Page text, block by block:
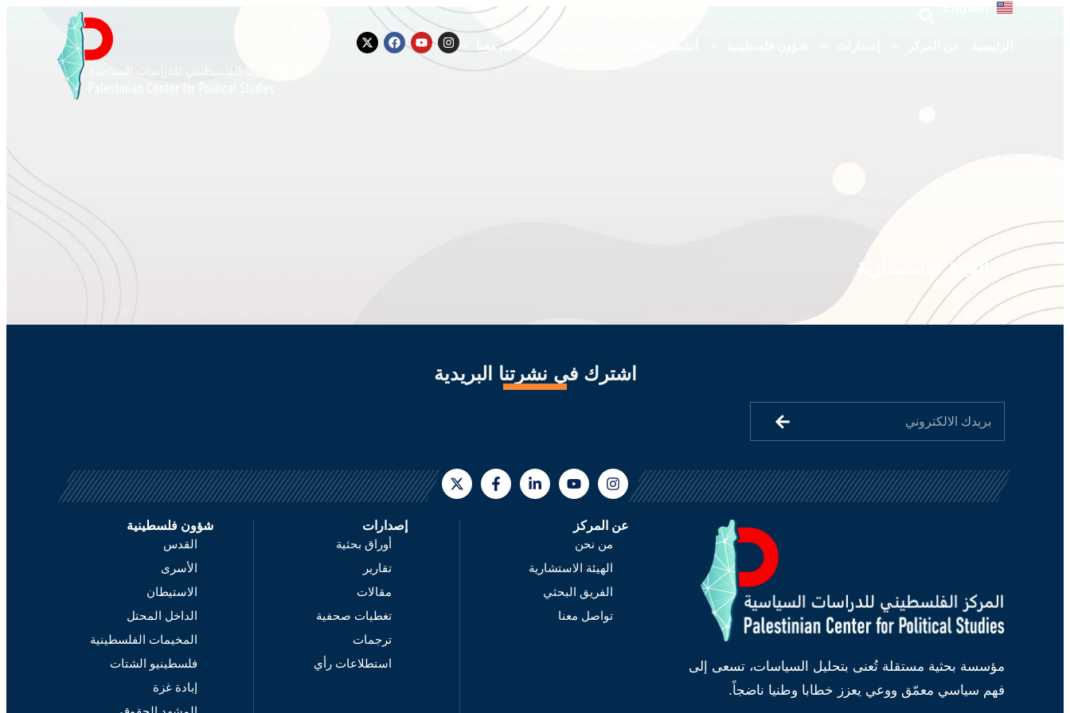
ساهم معنا
الهيئة الاستشارية
اشترك في نشرتنا البريدية
مؤسسة بحثية مستقلة تُعنى بتحليل السياسات، تسعى إلى
فهم سياسي معمّق ووعي يعزز خطابا وطنيا ناضجاً.
عن المركز
من نحن
الهيئة الاستشارية
الفريق البحثي
تواصل معنا
إصدارات
أوراق بحثية
تقارير
مقالات
تغطيات صحفية
ترجمات
استطلاعات رأي
شؤون فلسطينية
القدس
الأسرى
الاستيطان
الداخل المحتل
المخيمات الفلسطينية
فلسطينيو الشتات
إبادة غزة